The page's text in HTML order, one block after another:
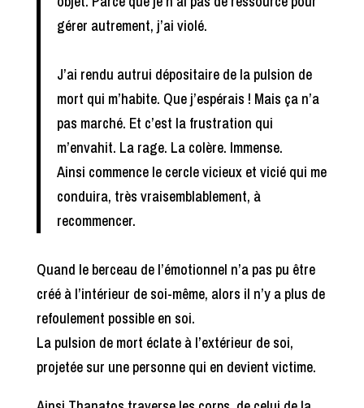
gérer autrement, j’ai violé.
J’ai rendu autrui dépositaire de la pulsion de
mort qui m’habite. Que j’espérais ! Mais ça n’a
pas marché. Et c’est la frustration qui
m’envahit. La rage. La colère. Immense.
Ainsi commence le cercle vicieux et vicié qui me
conduira, très vraisemblablement, à
recommencer.
Quand le berceau de l’émotionnel n’a pas pu être
créé à l’intérieur de soi-même, alors il n’y a plus de
refoulement possible en soi.
La pulsion de mort éclate à l’extérieur de soi,
projetée sur une personne qui en devient victime.